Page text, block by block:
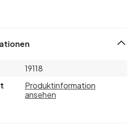
19118
Produktinformation
ansehen